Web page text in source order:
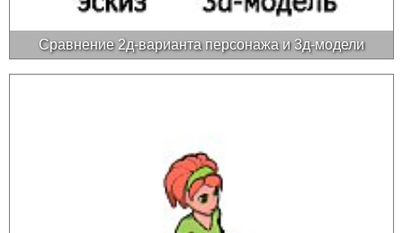
Сравнение 2д-варианта персонажа и 3д-модели